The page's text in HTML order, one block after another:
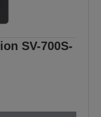
SV-700S-